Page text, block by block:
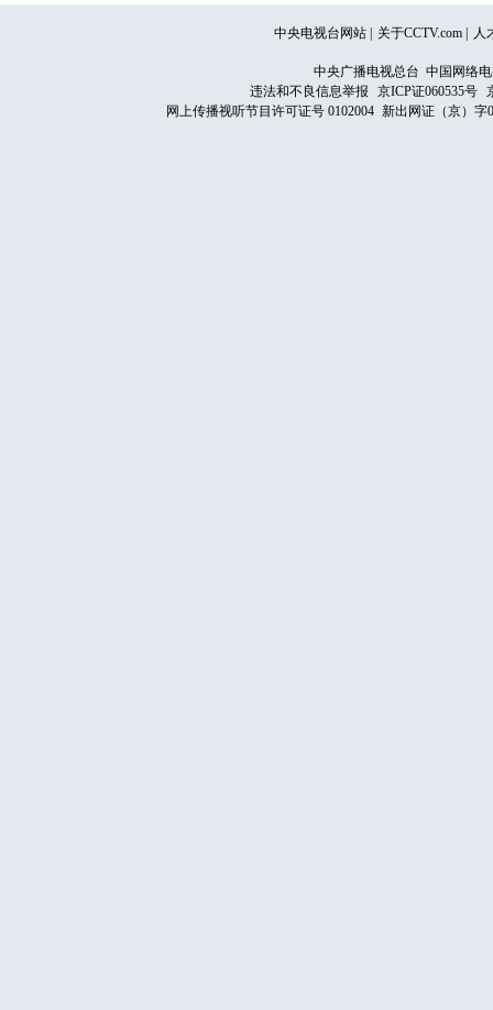
中央电视台网站 关于CCTV.com 人
中央广播电视总台 中国网络
违法和不良信息举报
京ICP证060535号
网上传播视听节目许可证号 0102004 新出网证（京）